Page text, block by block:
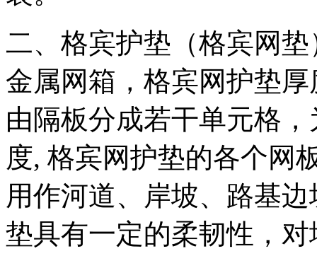
二、格宾护垫（格宾网
金属网箱，格宾网护垫厚
由隔板分成若干单元格
度, 格宾网护垫的各个网
用作河道、岸坡、路基
垫具有一定的柔韧性，